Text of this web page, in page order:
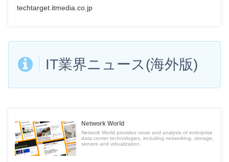
techtarget.itmedia.co.jp
IT業界ニュース(海外版)
Network World
Network World provides news and analysis of enterprise
data center technologies, including networking, storage,
servers and virtualization.